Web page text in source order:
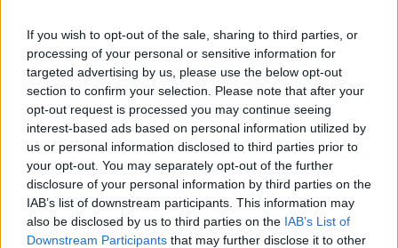
If you wish to opt-out of the sale, sharing to third parties, or
processing of your personal or sensitive information for
targeted advertising by us, please use the below opt-out
section to confirm your selection. Please note that after your
opt-out request is processed you may continue seeing
interest-based ads based on personal information utilized by
us or personal information disclosed to third parties prior to
your opt-out. You may separately opt-out of the further
disclosure of your personal information by third parties on the
IAB’s list of downstream participants. This information may
also be disclosed by us to third parties on the IAB’s List of
Downstream Participants that may further disclose it to other
repartido 2 asistencias. Le sigue Mikel Oyarzabal con 66 e
Íñigo Martínez con 56.
Esta sería la lista Comunio de la Selección, compuesta por
23 jugadores divididos en 3 porteros, 8 defensas, 7
centrocampistas y 5 delanteros.
Análisis: Serge Aurier, potencia para el lateral
derecho groguet
El Villarreal anunció ayer la